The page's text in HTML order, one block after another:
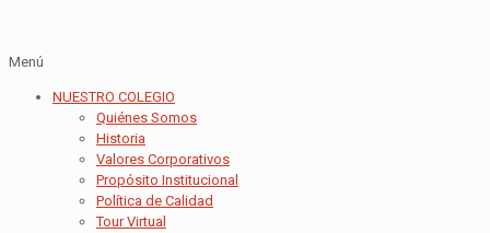
Menú
NUESTRO COLEGIO
Quiénes Somos
Historia
Valores Corporativos
Propósito Institucional
Política de Calidad
Tour Virtual